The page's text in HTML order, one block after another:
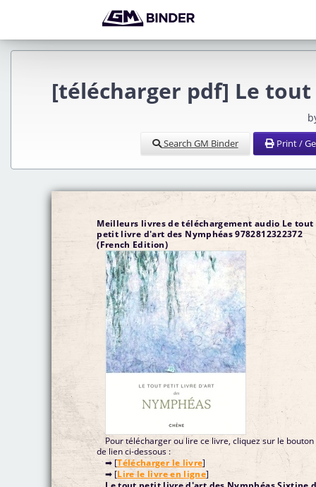
[télécharger pdf] Le
Search GM Binder Print /
Meilleurs livres de téléchargement audio Le tout
petit livre d'art des Nymphéas 9782812322372
(French Edition)
Pour télécharger ou lire ce livre, cliquez sur le bouton
de lien ci-dessous :
➡ [Télécharger le livre]
➡ [Lire le livre en ligne]